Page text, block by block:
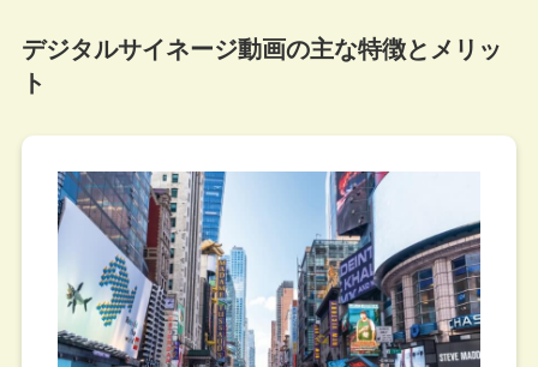
デジタルサイネージ動画の主な特徴とメリッ
ト